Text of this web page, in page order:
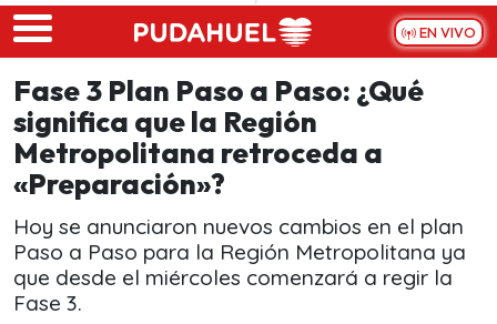
Skip to main content
EN VIVO
Fase 3 Plan Paso a Paso: ¿Qué
significa que la Región
Metropolitana retroceda a
«Preparación»?
Hoy se anunciaron nuevos cambios en el plan
Paso a Paso para la Región Metropolitana ya
que desde el miércoles comenzará a regir la
Fase 3.